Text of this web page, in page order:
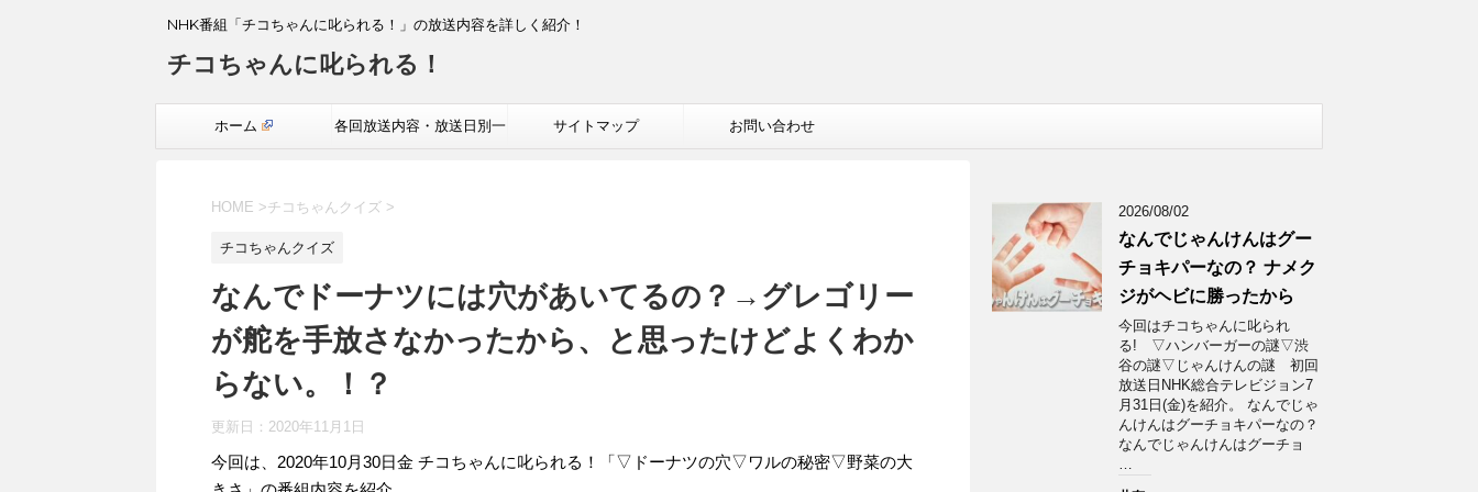
NHK番組「チコちゃんに叱られる！」の放送内容を詳しく紹介！
チコちゃんに叱られる！
ホーム 各回放送内容・放送日別一 サイトマップ お問い合わせ
HOME >チコちゃんクイズ >
チコちゃんクイズ
なんでドーナツには穴があいてるの？→グレゴリー
が舵を手放さなかったから、と思ったけどよくわか
らない。！？
更新日： 2020年11月1日
今回は、2020年10月30日金 チコちゃんに叱られる！「▽ドーナツの穴▽ワルの秘密▽野菜の大
2026/08/02
なんでじゃんけんはグー
チョキパーなの？ ナメク
ジがヘビに勝ったから
今回はチコちゃんに叱られ
る! ▽ハンバーガーの謎▽渋
谷の謎▽じゃんけんの謎 初回
放送日NHK総合テレビジョン7
月31日(金)を紹介。 なんでじゃ
んけんはグーチョキパーなの？
なんでじゃんけんはグーチョ
…